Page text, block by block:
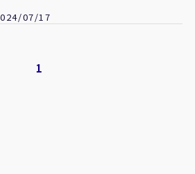
07/17
1